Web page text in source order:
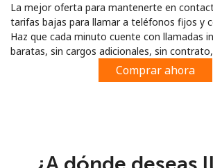
Regístrate con
La mejor oferta para mantenerte en
tarifas bajas para llamar a teléfonos fijos y
Haz que cada minuto cuente con llamadas
baratas, sin cargos adicionales, sin
Comprar ahora